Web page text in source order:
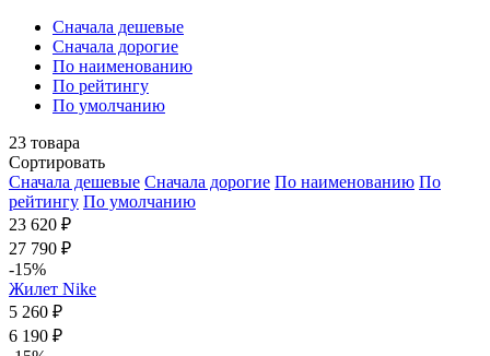
Cначала дешевые
Cначала дорогие
По наименованию
По рейтингу
По умолчанию
23 товара
Сортировать
Cначала дешевые Cначала дорогие По наименованию По
рейтингу По умолчанию
23 620 ₽
27 790 ₽
-15%
Жилет Nike
5 260 ₽
6 190 ₽